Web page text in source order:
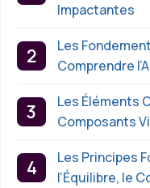
Impactantes
Les
Comprendre
Les Éléments
Composants
Les Principes
l’Équilibre, le